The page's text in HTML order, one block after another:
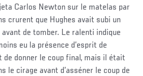
Carlos Newton sur le matelas par
crurent que Hughes avait subi un
de tomber. Le ralenti indique
eu la présence d’esprit de
de donner le coup final, mais il était
le cirage avant d’asséner le coup de